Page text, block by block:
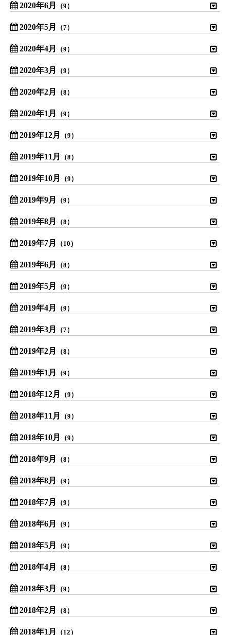
2020年6月 （9）
2020年5月 （7）
2020年4月 （9）
2020年3月 （9）
2020年2月 （8）
2020年1月 （9）
2019年12月 （9）
2019年11月 （8）
2019年10月 （9）
2019年9月 （9）
2019年8月 （8）
2019年7月 （10）
2019年6月 （8）
2019年5月 （9）
2019年4月 （9）
2019年3月 （7）
2019年2月 （8）
2019年1月 （9）
2018年12月 （9）
2018年11月 （9）
2018年10月 （9）
2018年9月 （8）
2018年8月 （9）
2018年7月 （9）
2018年6月 （9）
2018年5月 （9）
2018年4月 （8）
2018年3月 （9）
2018年2月 （8）
2018年1月 （12）